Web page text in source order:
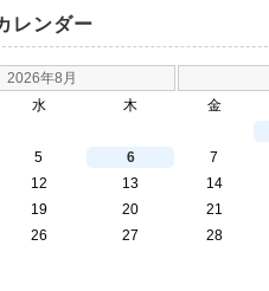
レンダー
2026年8月
水 木 金
5 6 7
12 13 14
19 20 21
26 27 28